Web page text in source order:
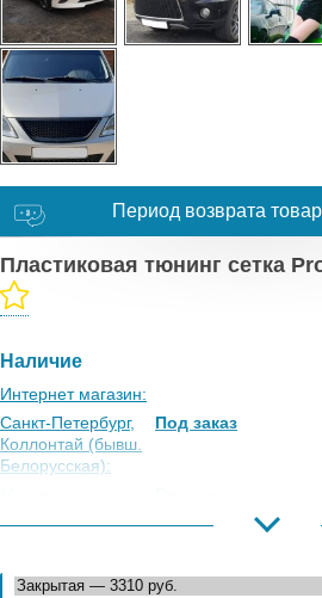
Период возврата
Пластиковая тюнинг сетка
Наличие
Интернет магазин:
Санкт-Петербург,
Коллонтай (бывш.
Белорусская):
Под заказ
Порт: